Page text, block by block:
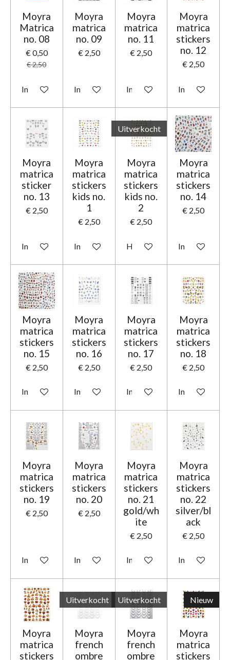
Moyra
Matrica
no. 08
€ 0,50
€ 2,50
In winkelwagen
Moyra
matrica
no. 09
€ 2,50
In winkelwagen
Moyra
matrica
no. 11
€ 2,50
In winkelwagen
Moyra
matrica
stickers
no. 12
€ 2,50
In
Moyra
matrica
sticker
no. 13
€ 2,50
In winkelwagen
Moyra
matrica
stickers
kids no.
1
€ 2,50
In winkelwagen
Uitverkocht
Moyra
matrica
stickers
kids no.
2
€ 2,50
Houd mij op de hoogte
Moyra
matrica
stickers
no. 14
€ 2,50
In
Moyra
matrica
stickers
no. 15
€ 2,50
In winkelwagen
Moyra
matrica
stickers
no. 16
€ 2,50
In winkelwagen
Moyra
matrica
stickers
no. 17
€ 2,50
In winkelwagen
Moyra
matrica
stickers
no. 18
€ 2,50
In
Moyra
matrica
stickers
no. 19
€ 2,50
In winkelwagen
Moyra
matrica
stickers
no. 20
€ 2,50
In winkelwagen
Moyra
matrica
stickers
no. 21
gold/wh
ite
€ 2,50
In winkelwagen
Moyra
matrica
stickers
no. 22
silver/bl
ack
€ 2,50
In
Moyra
matrica
stickers
Uitverkocht
Moyra
french
ombre
Uitverkocht
Moyra
french
ombre
Nieuw
Moyra
matrica
stickers